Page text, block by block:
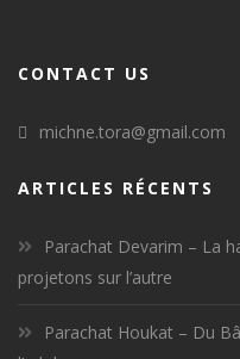
CONTACT US
michne.tora@gmail.com
ARTICLES RÉCENTS
Parachat Devarim – La
projetons sur l’autre
Parachat Houkat – Du